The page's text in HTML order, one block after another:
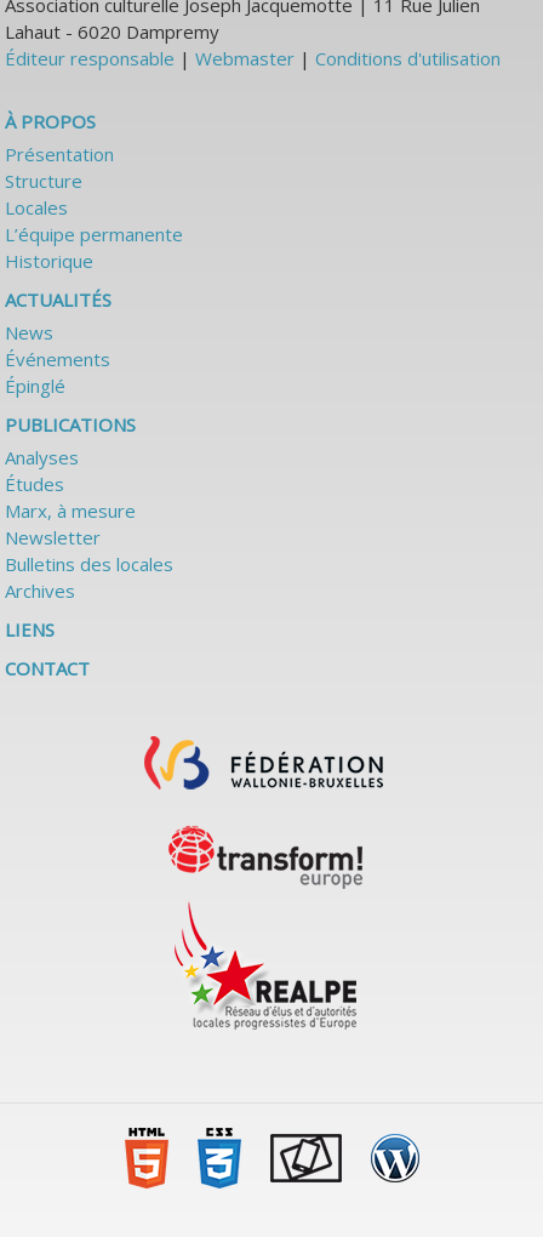
Association culturelle Joseph Jacquemotte | 11 Rue Julien
Lahaut - 6020 Dampremy
Éditeur responsable |Webmaster |Conditions d'utilisation
À PROPOS
Présentation
Structure
Locales
L’équipe permanente
Historique
ACTUALITÉS
News
Événements
Épinglé
PUBLICATIONS
Analyses
Études
Marx, à mesure
Newsletter
Bulletins des locales
Archives
LIENS
CONTACT